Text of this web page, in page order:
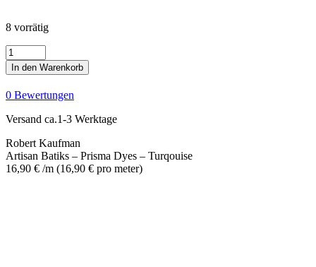
8 vorrätig
Artisan
Batiks
-
Prisma
Dyes
-
Turqouise
Menge
In den Warenkorb
0 Bewertungen
Versand ca.1-3 Werktage
Robert Kaufman
Artisan Batiks – Prisma Dyes – Turqouise
16,90 € /m (16,90 € pro meter)